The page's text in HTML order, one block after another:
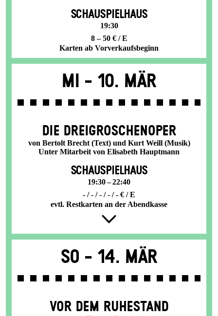
SCHAUSPIELHAUS
19:30
8 – 50 € / E
Karten ab Vorverkaufsbeginn
Mi - 10. Mär
DIE DREI­GROSCHEN­OPER
von Bertolt Brecht (Text) und Kurt Weill (Musik)
Unter Mitarbeit von Elisabeth Hauptmann
SCHAUSPIELHAUS
19:30 – 22:40
- / - / - / - / - € / E
evtl. Restkarten an der Abendkasse
So - 14. Mär
VOR DEM RUHESTAND